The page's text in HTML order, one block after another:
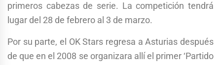
primeros cabezas de serie. La competición tendrá
lugar del 28 de febrero al 3 de marzo.
Por su parte, el OK Stars regresa a Asturias después
de que en el 2008 se organizara allí el primer ‘Partido